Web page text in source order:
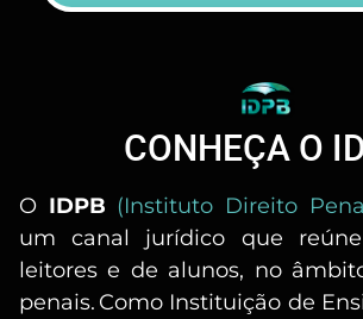
CONHEÇA O
O IDPB (Instituto Direito
um canal jurídico que
leitores e de alunos, no
penais. Como Instituição de